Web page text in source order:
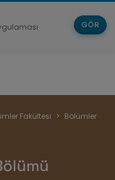
Fakültesi
Bölümler
GÖR